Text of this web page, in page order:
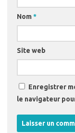
Nom *
Site web
Enregistrer
le navigateur